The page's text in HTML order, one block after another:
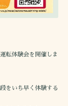
転体験会を開催しま
をいち早く体験する